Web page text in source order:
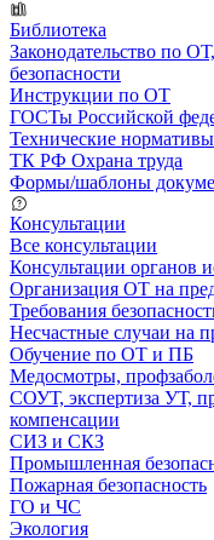
Библиотека
Законодательство по
безопасности
Инструкции по ОТ
ГОСТы Российской
Технические нормативы
ТК РФ Охрана труда
Формы/шаблоны
Консультации
Все консультации
Консультации органов
Организация ОТ на
Требования
Несчастные случаи на
Обучение по ОТ и ПБ
Медосмотры,
СОУТ, экспертиза УТ,
компенсации
СИЗ и СКЗ
Промышленная
Пожарная безопасность
ГО и ЧС
Экология